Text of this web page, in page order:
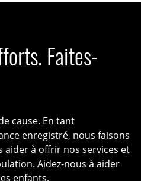
Faites-
cause. En tant
enregistré, nous faisons
aider à offrir nos services et
Aidez-nous à aider
enfants.